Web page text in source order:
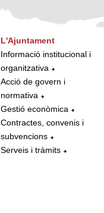
L'Ajuntament
Informació institucional i
organitzativa
Acció de govern i
normativa
Gestió econòmica
Contractes, convenis i
subvencions
Serveis i tràmits